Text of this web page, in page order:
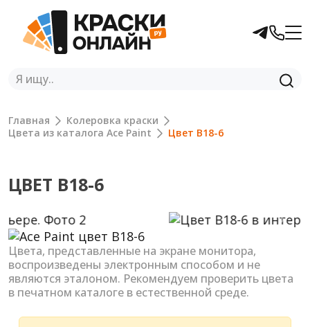
Главная
Колеровка краски
Цвета из каталога Ace Paint
Цвет B18-6
ЦВЕТ B18-6
Previous Next
Цвета, представленные на экране монитора,
воспроизведены электронным способом и не
являются эталоном. Рекомендуем проверить цвета
в печатном каталоге в естественной среде.